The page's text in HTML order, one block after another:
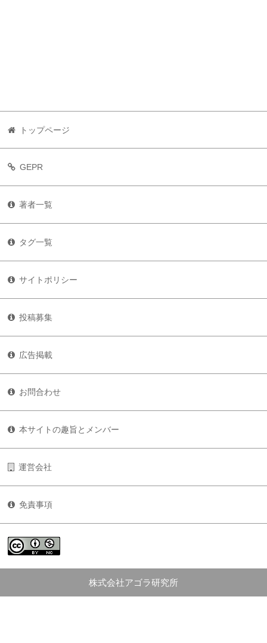
トップページ
GEPR
著者一覧
タグ一覧
サイトポリシー
投稿募集
広告掲載
お問合わせ
本サイトの趣旨とメンバー
運営会社
免責事項
株式会社アゴラ研究所